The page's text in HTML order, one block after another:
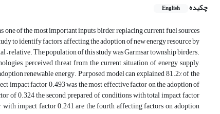
چکیده
English
of the most important inputs birder, replacing current fuel sources
to identify factors affecting the adoption of new energy resource by
– relative. The population of this study was Garmsar township birders.
perceived threat from the current situation of energy supply,
renewable energy. Purposed model can explained 81.2% of the
impact factor 0.493 was the most effective factor on the adoption of
of 0.324 the second, prepared of conditions with total impact factor
impact factor 0.241 are the fourth affecting factors on adoption